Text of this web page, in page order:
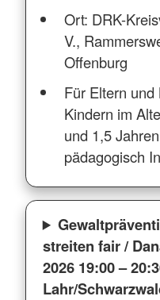
Ort: DRK-
V.,
Offenburg
Für Eltern
Kindern im
und 1,5
pädagogisch
streiten fair /
2026 19:00 –
Lahr/